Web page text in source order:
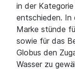
in der
entschieden. In
Marke stünde
sowie für das
Globus den
Wasser zu